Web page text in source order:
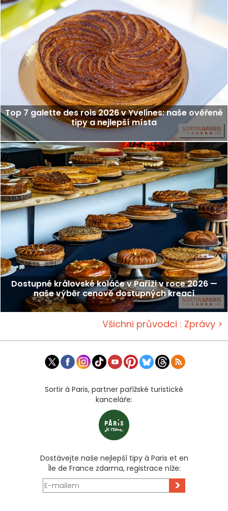
Top 7 galette des rois 2026 v Yvelines: naše ověřené
tipy a nejlepší místa
Dostupné královské koláče v Paříži v roce 2026 —
naše výběr cenově dostupných kreací
Všichni průvodci : Zprávy >
Sortir à Paris, partner pařížské turistické
kanceláře:
Dostávejte naše nejlepší tipy à Paris et en
Île de France zdarma, registrace níže:
>